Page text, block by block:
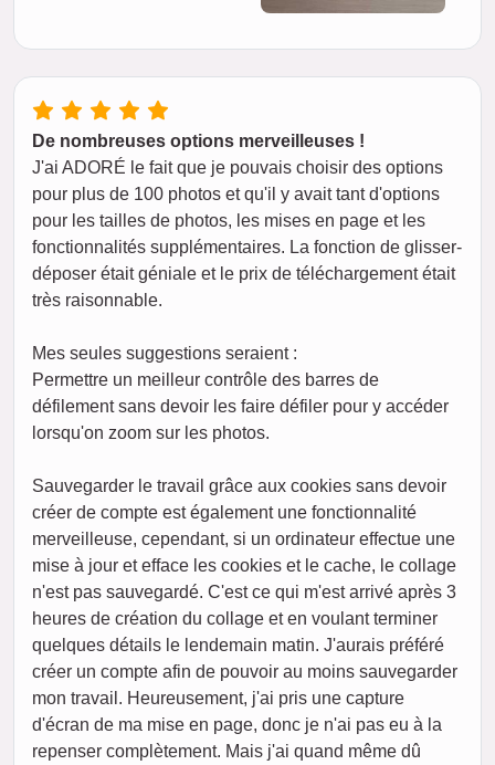
De nombreuses options merveilleuses !
J'ai ADORÉ le fait que je pouvais choisir des options
pour plus de 100 photos et qu'il y avait tant d'options
pour les tailles de photos, les mises en page et les
fonctionnalités supplémentaires. La fonction de glisser-
déposer était géniale et le prix de téléchargement était
très raisonnable.
Mes seules suggestions seraient :
Permettre un meilleur contrôle des barres de
défilement sans devoir les faire défiler pour y accéder
lorsqu'on zoom sur les photos.
Sauvegarder le travail grâce aux cookies sans devoir
créer de compte est également une fonctionnalité
merveilleuse, cependant, si un ordinateur effectue une
mise à jour et efface les cookies et le cache, le collage
n'est pas sauvegardé. C'est ce qui m'est arrivé après 3
heures de création du collage et en voulant terminer
quelques détails le lendemain matin. J'aurais préféré
créer un compte afin de pouvoir au moins sauvegarder
mon travail. Heureusement, j'ai pris une capture
d'écran de ma mise en page, donc je n'ai pas eu à la
repenser complètement. Mais j'ai quand même dû